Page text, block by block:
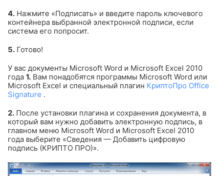
4. Нажмите «Подписать» и введите пароль ключевого
контейнера выбранной электронной подписи, если
система его попросит.
5. Готово!
У вас документы Microsoft Word и Microsoft Excel 2010
года 1. Вам понадобятся программы Microsoft Word или
Microsoft Excel и специальный плагин КриптоПро Office
Signature .
2. После установки плагина и сохранения документа, в
который вам нужно добавить электронную подпись, в
главном меню Microsoft Word и Microsoft Excel 2010
года выберите «Сведения — Добавить цифровую
подпись (КРИПТО ПРО)».